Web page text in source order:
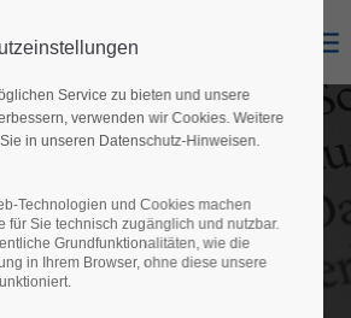
Service zu bieten und unsere
verwenden wir Cookies. Weitere
in unseren Datenschutz-Hinweisen.
Technologien und Cookies machen
für Sie technisch zugänglich und nutzbar.
Grundfunktionalitäten, wie die
in Ihrem Browser, ohne diese unsere